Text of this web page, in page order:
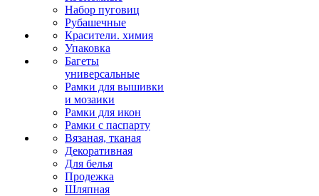
Набор пуговиц
Рубашечные
Красители. химия
Упаковка
Багеты
универсальные
Рамки для вышивки
и мозаики
Рамки для икон
Рамки с паспарту
Вязаная, тканая
Декоративная
Для белья
Продежка
Шляпная